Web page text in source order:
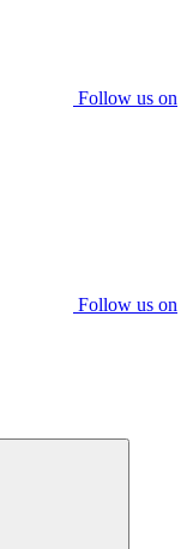
Follow us on
Follow us on